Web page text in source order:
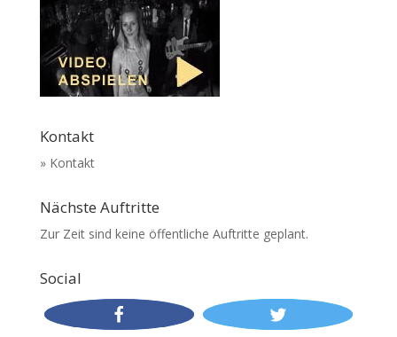
Kontakt
» Kontakt
Nächste Auftritte
Zur Zeit sind keine öffentliche Auftritte geplant.
Social